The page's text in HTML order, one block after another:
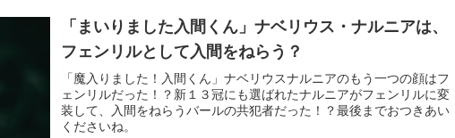
「まいりました入間くん」ナベリウス・ナルニアは、
フェンリルとして入間をねらう？
「魔入りました！入間くん」ナベリウスナルニアのもう一つの顔はフ
ェンリルだった！？新１３冠にも選ばれたナルニアがフェンリルに変
装して、入間をねらうバールの共犯者だった！？最後までおつきあい
くださいね。